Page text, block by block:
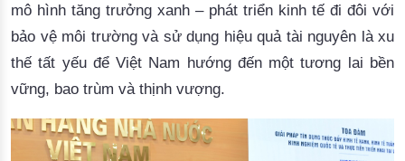
mô hình tăng trưởng xanh – phát triển kinh tế đi đôi với
bảo vệ môi trường và sử dụng hiệu quả tài nguyên là xu
thế tất yếu để Việt Nam hướng đến một tương lai bền
vững, bao trùm và thịnh vượng.